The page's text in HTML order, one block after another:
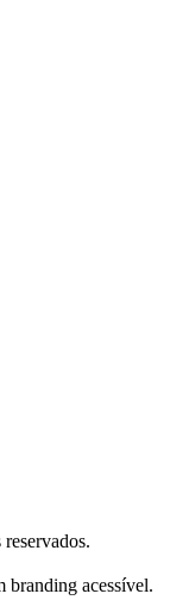
branding acessível.